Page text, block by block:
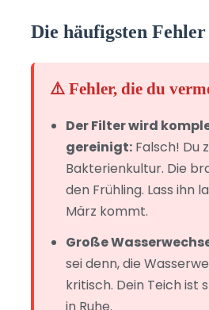
Die häufigsten
⚠️ Fehler, die du
Der Filter wird
gereinigt:Falsch! Du
Bakterienkultur. Die
den Frühling. Lass ihn
März kommt.
Große
sei denn, die
kritisch. Dein Teich ist